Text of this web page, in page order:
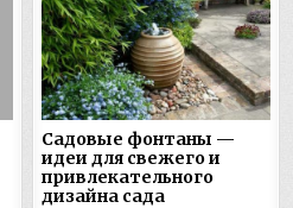
Садовые фонтаны —
идеи для свежего и
привлекательного
дизайна сада